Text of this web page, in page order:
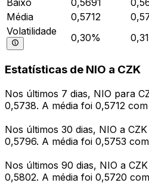
Média
0,5712
Volatilidade
0,30%
Estatísticas de NIO a CZK
Nos últimos 7 dias, NIO para
0,5738. A média foi 0,5712
Nos últimos 30 dias, NIO a
0,5796. A média foi 0,5753
Nos últimos 90 dias, NIO a
0,5802. A média foi 0,5720